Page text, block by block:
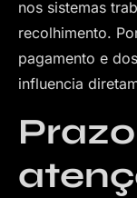
nos sistemas
recolhimento.
pagamento e
influencia